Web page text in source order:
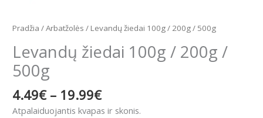
Pradžia /Arbatžolės / Levandų žiedai 100g / 200g / 500g
Levandų žiedai 100g / 200g /
500g
4.49€ – 19.99€
Atpalaiduojantis kvapas ir skonis.